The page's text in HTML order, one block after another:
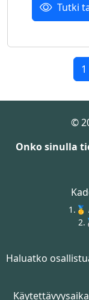
Tutki
1
©
Onko sinulla
1.🥇
Haluatko